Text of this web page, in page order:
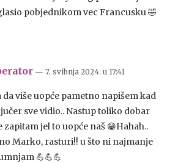
pobjednikom vec Francusku 🤣
— 7. svibnja 2024. u 17:41
da više uopće pametno napišem kad
sve vidio.. Nastup toliko dobar
zapitam jel to uopće naš 😁Hahah..
Marko, rasturi!! u što ni najmanje
💪💪💪